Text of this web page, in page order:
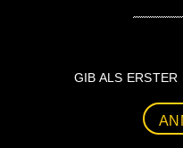
GIB ALS ERSTER